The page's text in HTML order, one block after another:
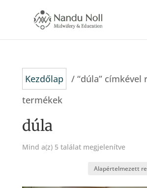
Kezdőlap
/ “dúla” címkével
termékek
dúla
Mind a(z) 5 találat megjelenítve